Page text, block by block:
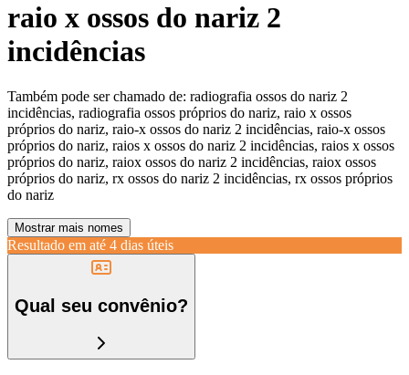
raio x ossos do nariz 2
incidências
Também pode ser chamado de: radiografia ossos do nariz 2
incidências, radiografia ossos próprios do nariz, raio x ossos
próprios do nariz, raio-x ossos do nariz 2 incidências, raio-x ossos
próprios do nariz, raios x ossos do nariz 2 incidências, raios x ossos
próprios do nariz, raiox ossos do nariz 2 incidências, raiox ossos
próprios do nariz, rx ossos do nariz 2 incidências, rx ossos próprios
do nariz
Mostrar mais nomes
Resultado em até 4 dias úteis
Qual seu convênio?